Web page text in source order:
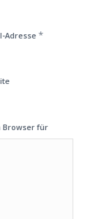
Adresse*
Browser für